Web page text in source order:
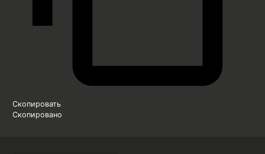
Скопировать
Скопировано